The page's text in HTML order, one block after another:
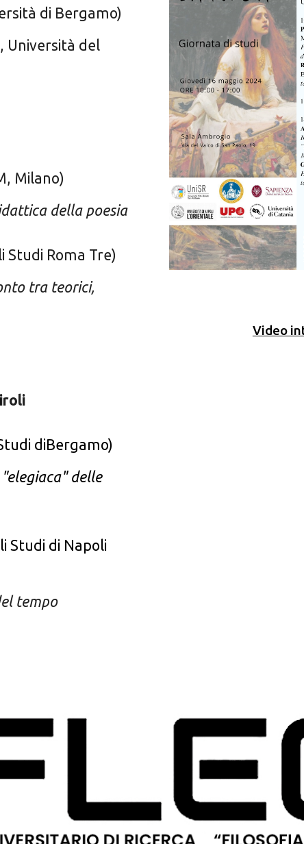
di Bergamo)
, Università del
Milano)
della poesia
Studi Roma Tre)
tra teorici,
diBergamo)
delle
Studi di Napoli
tempo
Video